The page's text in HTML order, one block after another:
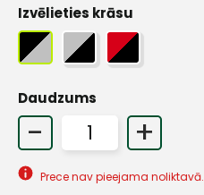
Izvēlieties krāsu
Daudzums
- +
Prece nav pieejama noliktavā.